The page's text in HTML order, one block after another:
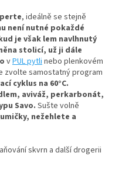
, ideálně se stejně
není nutné pokaždé
je však lem navlhnutý
stolicí, už ji dále
vPUL pytlinebo plenkovém
zvolte samostatný program
cyklus na 60°C.
aviváž, perkarbonát,
Savo.Sušte volně
nežehlete a
skvrn a další drogerii